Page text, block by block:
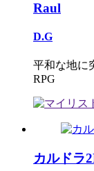
Raul
D.G
平和な地に
RPG
カルドラ